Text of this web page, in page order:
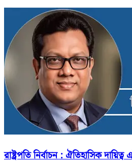
রাষ্ট্রপতি নির্বাচন : ঐতিহাসিক